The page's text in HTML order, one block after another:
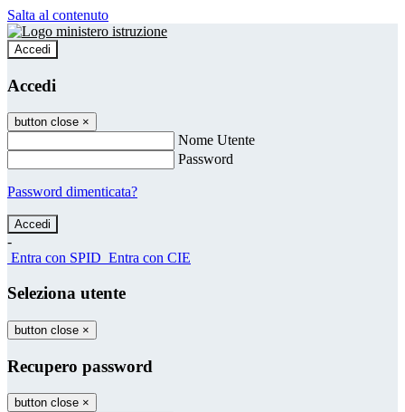
Salta al contenuto
Accedi
Accedi
button close ×
Nome Utente
Password
Password dimenticata?
-
Entra con SPID Entra con CIE
Seleziona utente
button close ×
Recupero password
button close ×